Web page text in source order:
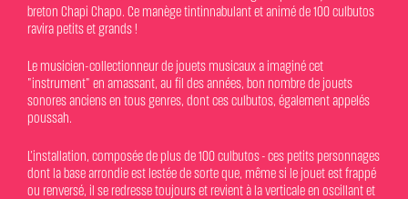
breton Chapi Chapo. Ce manège tintinnabulant et animé de 100 culbutos
ravira petits et grands !
Le musicien-collectionneur de jouets musicaux a imaginé cet
"instrument" en amassant, au fil des années, bon nombre de jouets
sonores anciens en tous genres, dont ces culbutos, également appelés
poussah.
L’installation, composée de plus de 100 culbutos - ces petits personnages
dont la base arrondie est lestée de sorte que, même si le jouet est frappé
ou renversé, il se redresse toujours et revient à la verticale en oscillant et